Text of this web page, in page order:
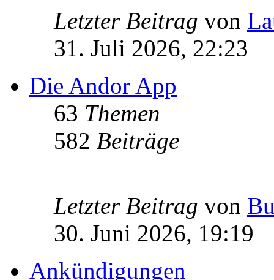
Letzter Beitrag von
31. Juli 2026, 22:23
Die Andor App
63 Themen
582 Beiträge
Letzter Beitrag von
30. Juni 2026, 19:19
Ankündigungen